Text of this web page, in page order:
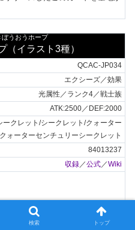
うおうホープ
（イラスト3種）
QCAC-JP034
エクシーズ／効果
光属性／ランク4／戦士族
ATK:2500／DEF:2000
ークレット/シークレット/クォーター
ォーターセンチュリーシークレット
84013237
収録 ／公式 ／Wiki
言時、このカードのX素材を１
無効にする。
検索 トップ